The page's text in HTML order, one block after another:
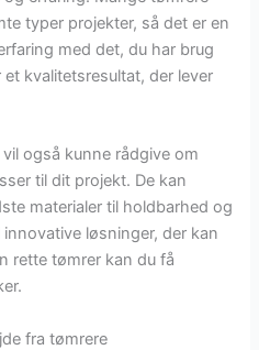
typer projekter, så det er en
med det, du har brug
kvalitetsresultat, der lever
også kunne rådgive om
til dit projekt. De kan
materialer til holdbarhed og
løsninger, der kan
rette tømrer kan du få
fra tømrere